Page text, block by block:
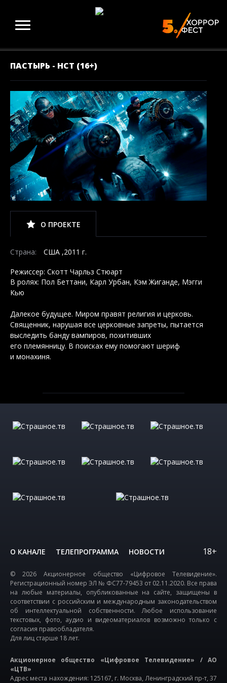
ПАСТЫРЬ - НСТ (16+)
О ПРОЕКТЕ
Страна: США ,2011 г.
Режиссер: Скотт Чарльз Стюарт
В ролях: Пол Беттани, Карл Урбан, Кэм Жиганде, Мэгги
Кью
Далекое будущее. Миром правят религия и церковь.
Священник, нарушая все церковные запреты, пытается
выследить банду вампиров, похитивших
его племянницу. В поисках ему помогают шериф
и монахиня.
О КАНАЛЕ ТЕЛЕПРОГРАММА НОВОСТИ 18+
© 2026 Акционерное общество «Цифровое Телевидение».
Регистрационный номер ЭЛ № ФС77-79453 от 02.11.2020. Все права
на любые материалы, опубликованные на сайте, защищены в
соответствии с российским и международным законодательством
об интеллектуальной собственности. Любое использование
текстовых, фото, аудио и видеоматериалов возможно только с
согласия правообладателя.
Для лиц старше 18 лет.
Акционерное общество «Цифровое Телевидение» / АО
«ЦТВ»
Адрес места нахождения: 125167, г. Москва, Ленинградский пр-т, 37